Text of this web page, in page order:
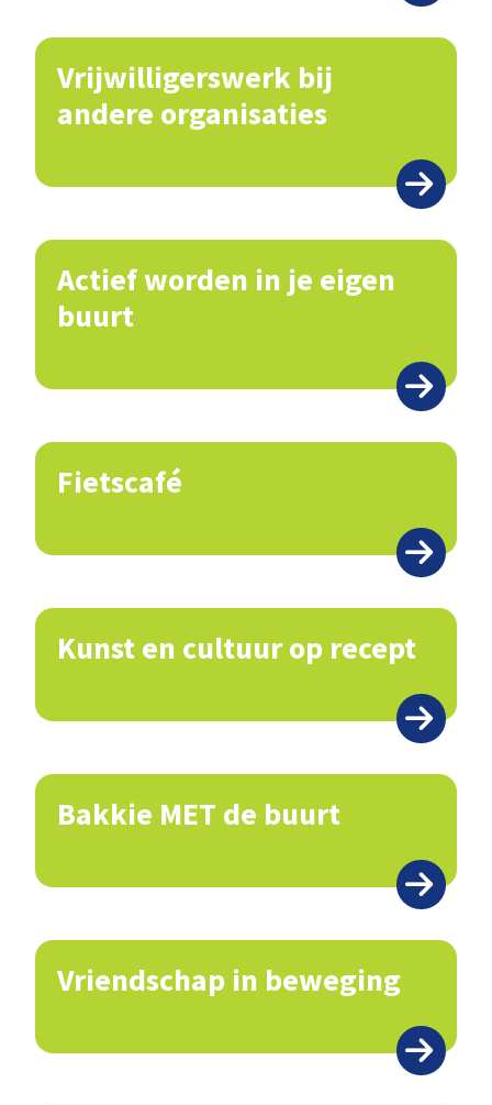
Vrijwilligerswerk bij
andere organisaties
Actief worden in je eigen
buurt
Fietscafé
Kunst en cultuur op recept
Bakkie MET de buurt
Vriendschap in beweging